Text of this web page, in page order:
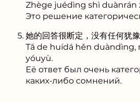
Zhège juédìng shì duànrán
Это решение
她的回答很断定，没有任何犹豫
Tā de huídá hěn duàndìng,
yóuyù.
Её ответ был очень
каких-либо сомнений.